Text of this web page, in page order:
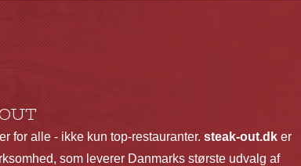
for alle - ikke kun top-restauranter. steak-out.dk er
som leverer Danmarks største udvalg af